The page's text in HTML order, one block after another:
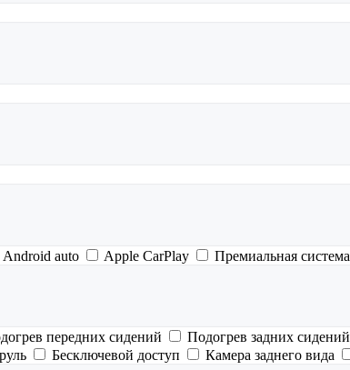
Android auto Apple CarPlay
Премиальная система
передних сидений Подогрев задних сидений
Бесключевой доступ Камера заднего вида